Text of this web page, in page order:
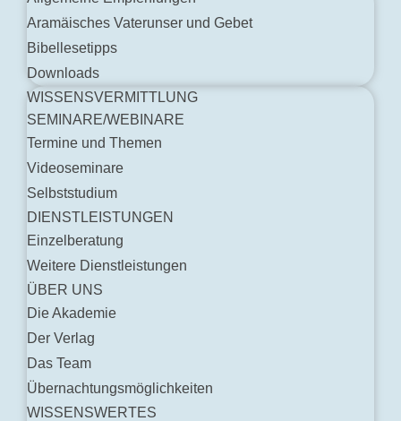
Aramäisches Vaterunser und Gebet
Bibellesetipps
Downloads
WISSENSVERMITTLUNG
SEMINARE/WEBINARE
Termine und Themen
Videoseminare
Selbststudium
DIENSTLEISTUNGEN
Einzelberatung
Weitere Dienstleistungen
ÜBER UNS
Die Akademie
Der Verlag
Das Team
Übernachtungsmöglichkeiten
WISSENSWERTES